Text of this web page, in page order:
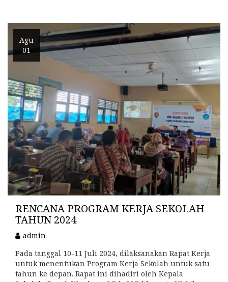
Agu
01
RENCANA PROGRAM KERJA SEKOLAH
TAHUN 2024
admin
Pada tanggal 10-11 Juli 2024, dilaksanakan Rapat Kerja
untuk menentukan Program Kerja Sekolah untuk satu
tahun ke depan. Rapat ini dihadiri oleh Kepala